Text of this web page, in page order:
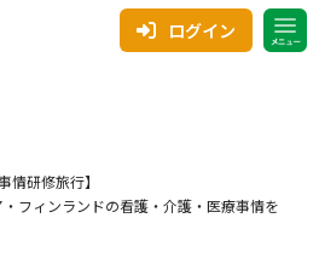
ログイン
情研修旅行】
フィンランドの看護・介護・医療事情を